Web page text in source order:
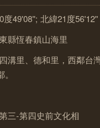
49'08''; 北緯21度56'12''
縣恆春鎮山海里
溝里、德和里，西鄰台
三-第四史前文化相